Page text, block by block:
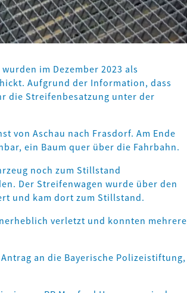
im Dezember 2023 als
Aufgrund der Information, dass
die Streifenbesatzung unter der
von Aschau nach Frasdorf. Am Ende
ein Baum quer über die Fahrbahn.
noch zum Stillstand
Der Streifenwagen wurde über den
und kam dort zum Stillstand.
verletzt und konnten mehrere
an die Bayerische Polizeistiftung,